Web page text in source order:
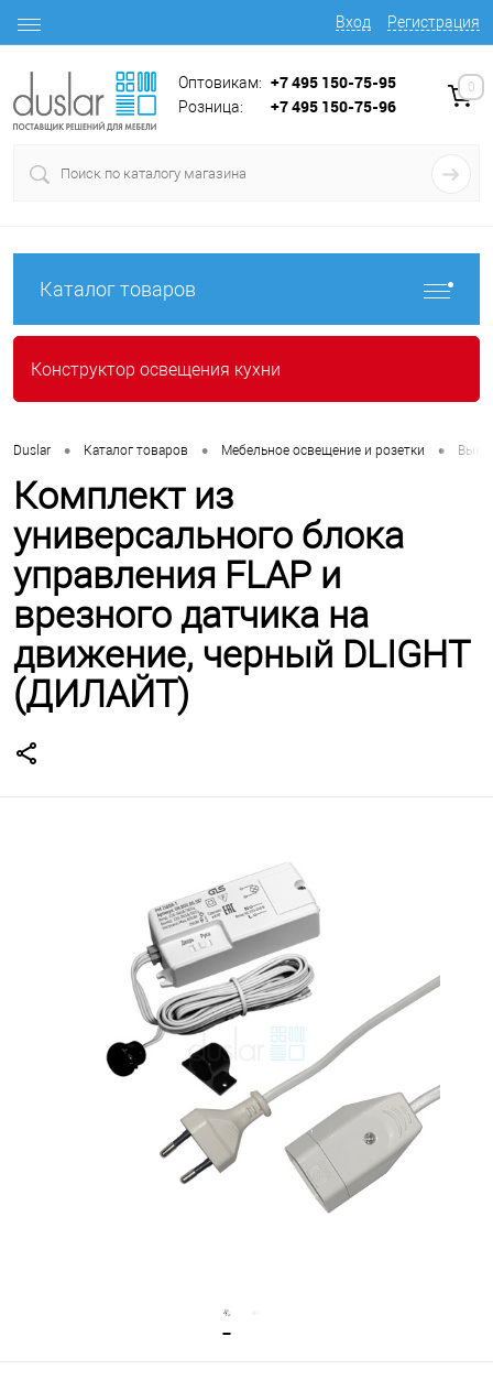
Вход Регистрация
Оптовикам: +7 495 150-75-95
Розница: +7 495 150-75-96
0
Каталог товаров
Конструктор освещения кухни
Duslar • Каталог товаров • Мебельное освещение и розетки •
Комплект из
универсального блока
управления FLAP и
врезного датчика на
движение, черный DLIGHT
(ДИЛАЙТ)